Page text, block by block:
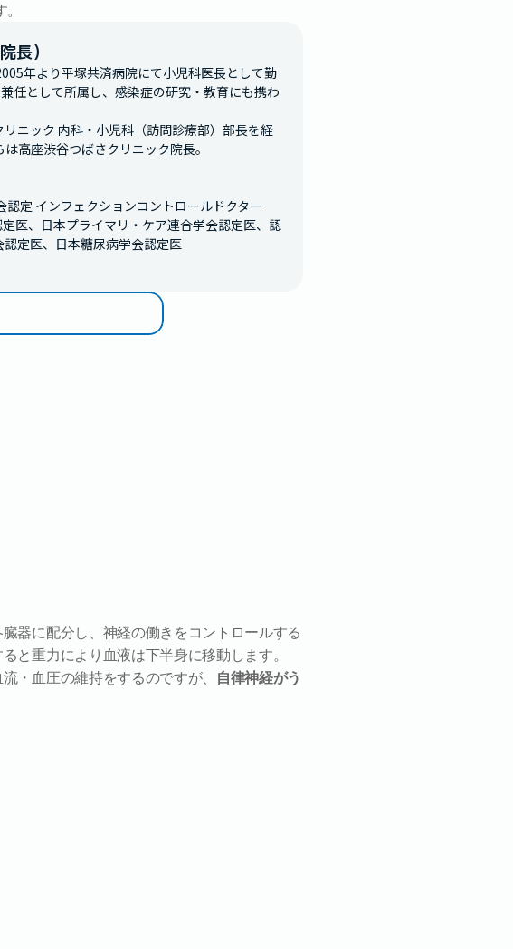
長）
年より平塚共済病院にて小児科医長として勤
任として所属し、感染症の研究・教育にも携わ
ニック 内科・小児科（訪問診療部）部長を経
高座渋谷つばさクリニック院長。
定 インフェクションコントロールドクター
医、日本プライマリ・ケア連合学会認定医、認
定医、日本糖尿病学会認定医
器に配分し、神経の働きをコントロールする
と重力により血液は下半身に移動します。
・血圧の維持をするのですが、 自律神経がう